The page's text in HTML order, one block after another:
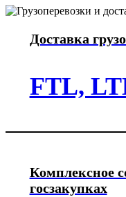
Доставка
FTL,
Комплексное
госзакупках